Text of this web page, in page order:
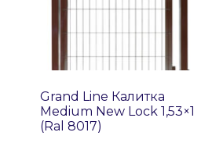
Grand Line Калитка
Medium New Lock 1,53×1
(Ral 8017)